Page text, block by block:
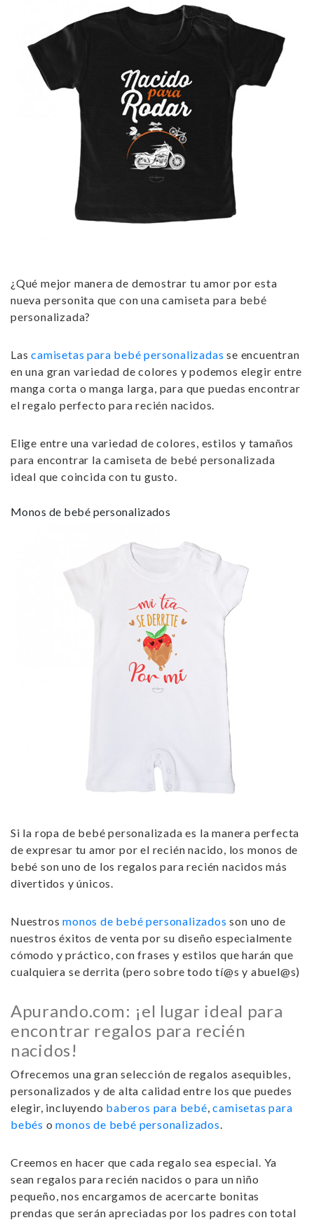
¿Qué mejor manera de demostrar tu amor por esta
nueva personita que con unacamiseta para bebé
personalizada?
Lascamisetas para bebé personalizadas se encuentran
en una gran variedad de colores y podemos elegir entre
manga corta o manga larga, para que puedas encontrar
elregalo perfecto para recién nacidos.
Elige entre una variedad de colores, estilos y tamaños
para encontrar lacamiseta de bebé personalizada
ideal que coincida con tu gusto.
Monos de bebé personalizados
Si la ropa de bebé personalizada es la manera perfecta
de expresar tu amor por el recién nacido, los monos de
bebé son uno de losregalos para recién nacidos más
divertidos y únicos.
Nuestrosmonos de bebé personalizados son uno de
nuestros éxitos de venta por su diseño especialmente
cómodo y práctico, con frases y estilos que harán que
cualquiera se derrita (pero sobre todo tí@s y abuel@s)
Apurando.com: ¡el lugar ideal para
encontrar regalos para recién
nacidos!
Ofrecemos una gran selección de regalos asequibles,
personalizados y de alta calidad entre los que puedes
elegir, incluyendo baberos para bebé,camisetas para
bebés omonos de bebé personalizados.
Creemos en hacer que cada regalo sea especial. Ya
sean regalos para recién nacidos o para un niño
pequeño, nos encargamos de acercarte bonitas
prendas que serán apreciadas por los padres con total